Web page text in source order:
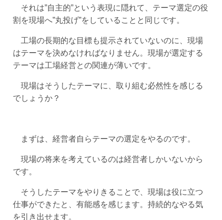
それは”自主的”という表現に隠れて、テーマ選定の役
割を現場へ”丸投げ”をしていることと同じです。
工場の長期的な目標も提示されていないのに、現場
はテーマを決めなければなりません。現場が選定する
テーマは工場経営との関連が薄いです。
現場はそうしたテーマに、取り組む必然性を感じる
でしょうか？
まずは、経営者自らテーマの選定をやるのです。
現場の将来を考えているのは経営者しかいないから
です。
そうしたテーマをやりきることで、現場は役に立つ
仕事ができたと、有能感を感じます。持続的なやる気
を引き出せます。